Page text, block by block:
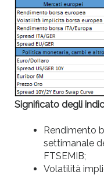
Significato degli
Rendimento
settimanale
FTSEMIB;
Volatilità